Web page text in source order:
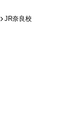
JR奈良校